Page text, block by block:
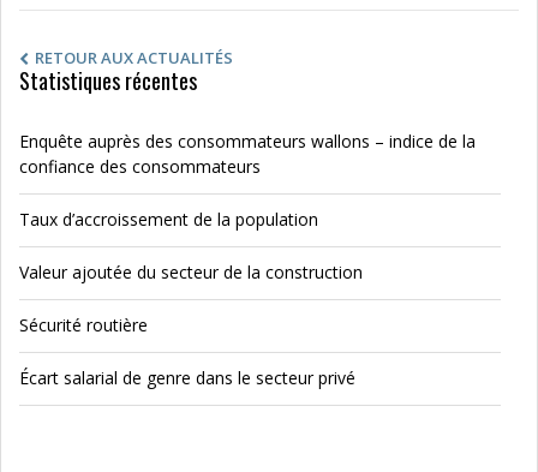
RETOUR AUX ACTUALITÉS
Statistiques récentes
Enquête auprès des consommateurs wallons – indice de la
confiance des consommateurs
Taux d’accroissement de la population
Valeur ajoutée du secteur de la construction
Sécurité routière
Écart salarial de genre dans le secteur privé